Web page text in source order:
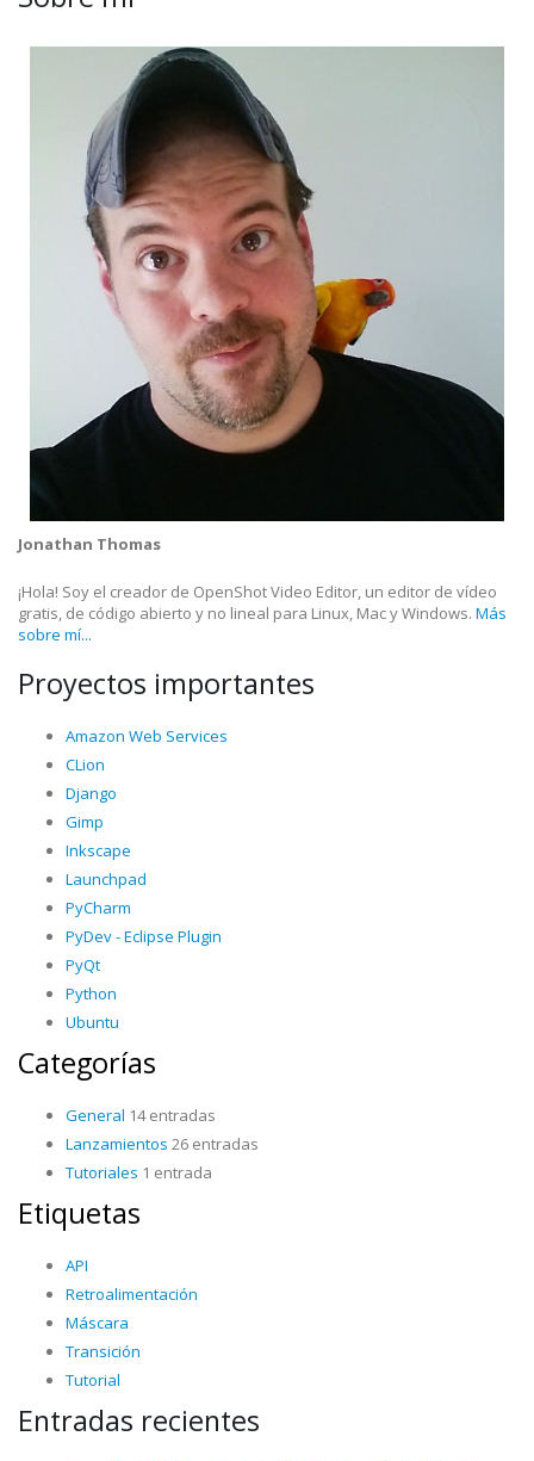
Jonathan Thomas
¡Hola! Soy el creador de OpenShot Video Editor, un editor de vídeo
gratis, de código abierto y no lineal para Linux, Mac y Windows. Más
sobre mí...
Proyectos importantes
Amazon Web Services
CLion
Django
Gimp
Inkscape
Launchpad
PyCharm
PyDev - Eclipse Plugin
PyQt
Python
Ubuntu
Categorías
General 14 entradas
Lanzamientos 26 entradas
Tutoriales 1 entrada
Etiquetas
API
Retroalimentación
Máscara
Transición
Tutorial
Entradas recientes